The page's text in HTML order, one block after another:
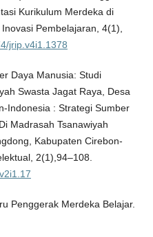
Kurikulum Merdeka di
Pembelajaran, 4(1),
jrip.v4i1.1378
Daya Manusia: Studi
Swasta Jagat Raya, Desa
Indonesia : Strategi Sumber
Madrasah Tsanawiyah
Kabupaten Cirebon-
2(1),94–108.
Penggerak Merdeka Belajar.